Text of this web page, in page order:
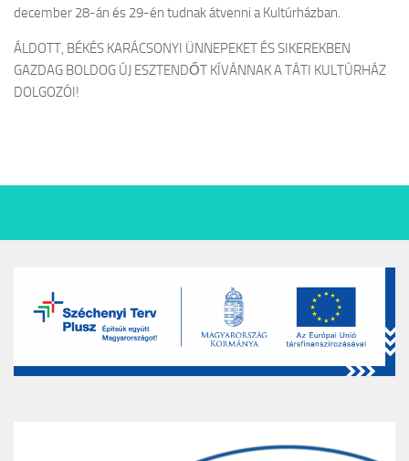
december 28-án és 29-én tudnak átvenni a Kultúrházban.
ÁLDOTT, BÉKÉS KARÁCSONYI ÜNNEPEKET ÉS SIKEREKBEN
GAZDAG BOLDOG ÚJ ESZTENDŐT KÍVÁNNAK A TÁTI KULTÚRHÁZ
DOLGOZÓI!